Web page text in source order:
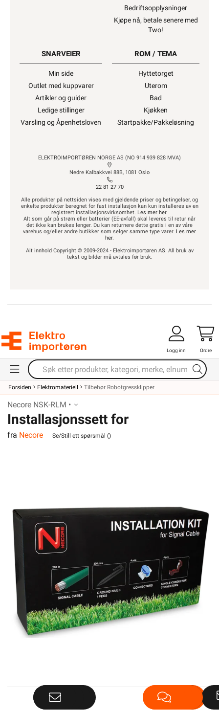
Bedriftsopplysninger
Kjøpe nå, betale senere med
Two!
SNARVEIER
Min side
Outlet med kuppvarer
Artikler og guider
Ledige stillinger
Varsling og Åpenhetsloven
ROM / TEMA
Hyttetorget
Uterom
Bad
Kjøkken
Startpakke/Pakkeløsning
ELEKTROIMPORTØREN NORGE AS (NO 914 939 828 MVA)
Nedre Kalbakkvei 88B, 1081 Oslo
22 81 27 70
Alle produkter på nettsiden vises med gjeldende priser og betingelser, og
enkelte produkter beregnet for fast installasjon kan kun installeres av en
registrert installasjonsvirksomhet. Les mer her.
Alt som går på strøm eller batterier (EE-avfall) skal leveres til retur når
det ikke kan brukes lenger. Du kan returnere dette gratis i en av våre
varehus og/eller andre butikker som selger samme type varer. Les mer
her.
Alt innhold Copyright © 2009-2024 - Elektroimportøren AS. All bruk av
tekst og bilder må avtales før bruk.
Logg inn Ordre
Forsiden Elektromateriell Tilbehør Robotgressklipper
Necore NSK-RLM •
Installasjonssett for
robotgressklippere
fra Necore Se/Still ett spørsmål ()